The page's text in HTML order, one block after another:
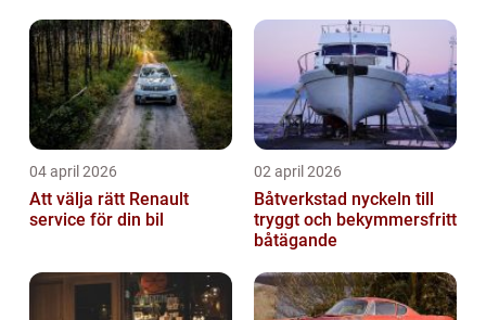
04 april 2026
Att välja rätt Renault
service för din bil
02 april 2026
Båtverkstad nyckeln till
tryggt och bekymmersfritt
båtägande